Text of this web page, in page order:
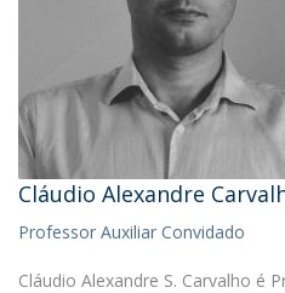
Cláudio Alexandre
Professor Auxiliar Convidado
Cláudio Alexandre S. Carvalho é